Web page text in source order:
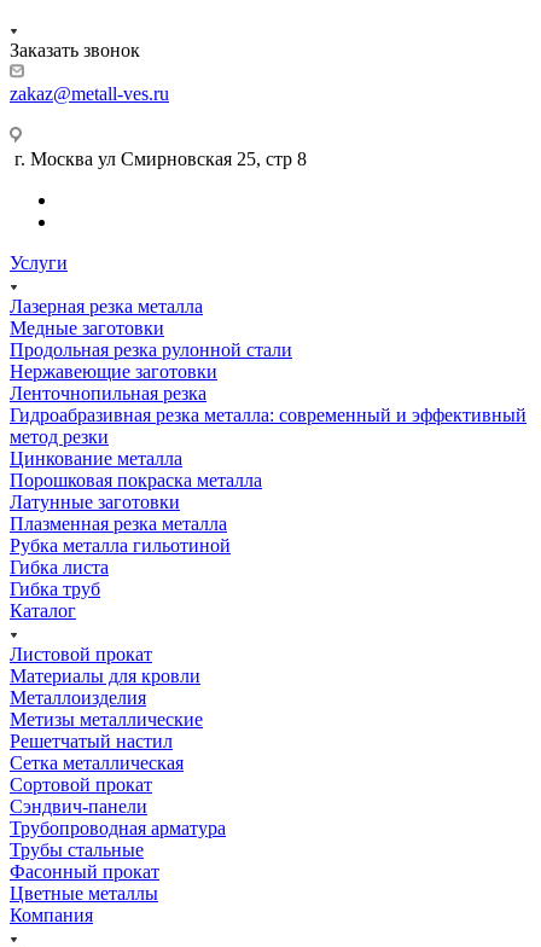
Заказать звонок
zakaz@metall-ves.ru
г. Москва ул Смирновская 25, стр 8
Услуги
Лазерная резка металла
Медные заготовки
Продольная резка рулонной стали
Нержавеющие заготовки
Ленточнопильная резка
Гидроабразивная резка металла: современный и эффективный
метод резки
Цинкование металла
Порошковая покраска металла
Латунные заготовки
Плазменная резка металла
Рубка металла гильотиной
Гибка листа
Гибка труб
Каталог
Листовой прокат
Материалы для кровли
Металлоизделия
Метизы металлические
Решетчатый настил
Сетка металлическая
Сортовой прокат
Сэндвич-панели
Трубопроводная арматура
Трубы стальные
Фасонный прокат
Цветные металлы
Компания